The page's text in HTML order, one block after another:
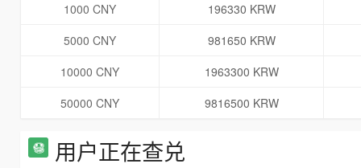
1000 CNY
196330 KRW
5000 CNY
981650 KRW
10000 CNY
1963300 KRW
50000 CNY
9816500 KRW
用户正在查兑